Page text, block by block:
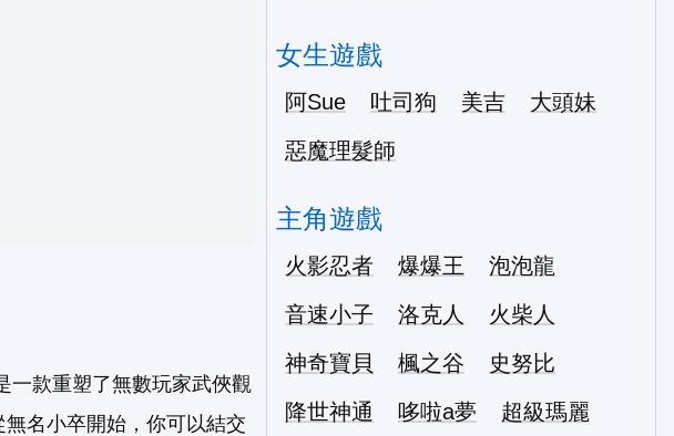
一款重塑了無數玩家武俠觀
名小卒開始，你可以結交
女生遊戲
阿Sue 吐司狗 美吉
大頭妹
惡魔理髮師
主角遊戲
火影忍者 爆爆王
泡泡龍
音速小子
洛克人
火柴人
神奇寶貝
楓之谷
史努比
降世神通
哆啦a夢
超級瑪麗